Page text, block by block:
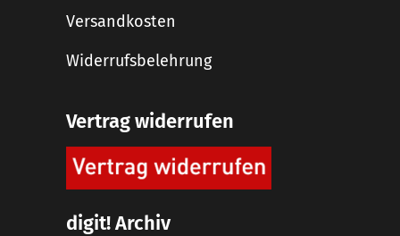
Versandkosten
Widerrufsbelehrung
Vertrag widerrufen
digit! Archiv